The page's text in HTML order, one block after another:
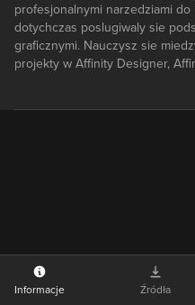
profesjonalnymi narzedziami
dotychczas poslugiwaly sie
graficznymi. Nauczysz sie
projekty w Affinity Designer,
Informacje Źródła